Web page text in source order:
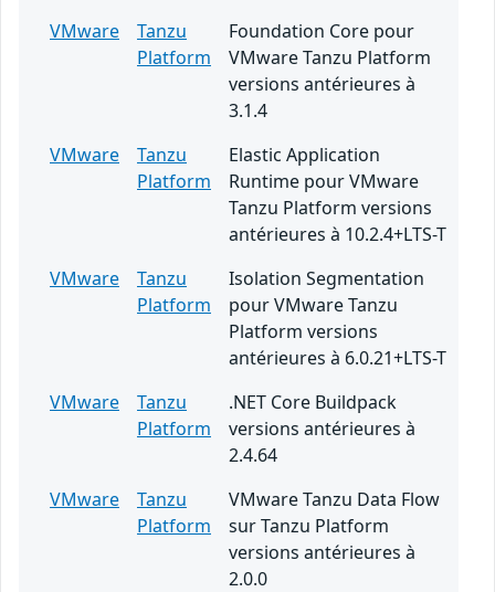
VMware
Tanzu
Platform
Foundation Core pour
VMware Tanzu Platform
versions antérieures à
3.1.4
VMware
Tanzu
Platform
Elastic Application
Runtime pour VMware
Tanzu Platform versions
antérieures à 10.2.4+LTS-T
VMware
Tanzu
Platform
Isolation Segmentation
pour VMware Tanzu
Platform versions
antérieures à 6.0.21+LTS-T
VMware
Tanzu
Platform
.NET Core Buildpack
versions antérieures à
2.4.64
VMware
Tanzu
Platform
VMware Tanzu Data Flow
sur Tanzu Platform
versions antérieures à
2.0.0